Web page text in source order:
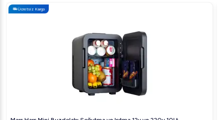
Ücretsiz Kargo